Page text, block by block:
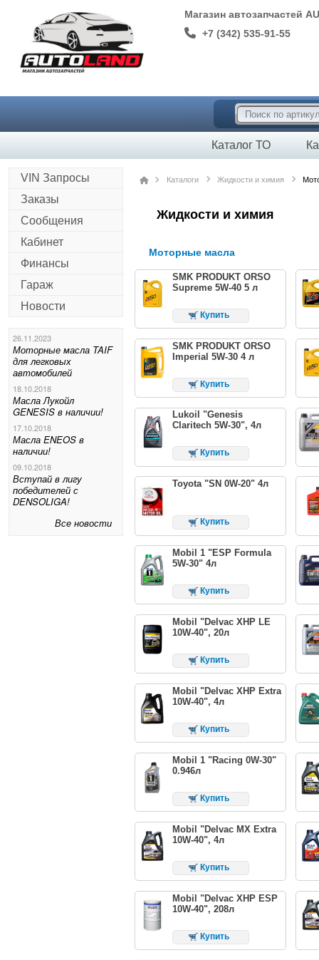
Магазин автозапчастей
+7 (342) 535-91-55
Каталог ТО
VIN Запросы
Заказы
Сообщения
Кабинет
Финансы
Гараж
Новости
26.11.2023
Моторные масла TAIF
для легковых
автомобилей
18.10.2018
Масла Лукойл
GENESIS в наличии!
17.10.2018
Масла ENEOS в
наличии!
09.10.2018
Вступай в лигу
победителей с
DENSOLIGA!
Все новости
Каталоги Жидкости и химия
Жидкости и химия
Моторные масла
SMK PRODUKT ORSO
Supreme 5W-40 5 л
Купить
SMK PRODUKT ORSO
Imperial 5W-30 4 л
Купить
Lukoil "Genesis
Claritech 5W-30", 4л
Купить
Toyota "SN 0W-20" 4л
Купить
Mobil 1 "ESP Formula
5W-30" 4л
Купить
Mobil "Delvac XHP LE
10W-40", 20л
Купить
Mobil "Delvac XHP Extra
10W-40", 4л
Купить
Mobil 1 "Racing 0W-30"
0.946л
Купить
Mobil "Delvac MX Extra
10W-40", 4л
Купить
Mobil "Delvac XHP ESP
10W-40", 208л
Купить